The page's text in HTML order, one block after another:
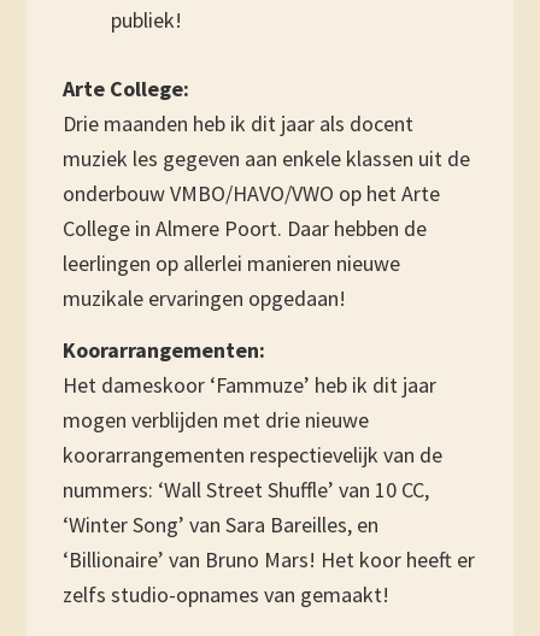
publiek!
Arte College:
Drie maanden heb ik dit jaar als docent
muziek les gegeven aan enkele klassen uit de
onderbouw VMBO/HAVO/VWO op het Arte
College in Almere Poort. Daar hebben de
leerlingen op allerlei manieren nieuwe
muzikale ervaringen opgedaan!
Koorarrangementen:
Het dameskoor ‘Fammuze’ heb ik dit jaar
mogen verblijden met drie nieuwe
koorarrangementen respectievelijk van de
nummers: ‘Wall Street Shuffle’ van 10 CC,
‘Winter Song’ van Sara Bareilles, en
‘Billionaire’ van Bruno Mars! Het koor heeft er
zelfs studio-opnames van gemaakt!